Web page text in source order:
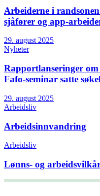
Arbeiderne i
sjåfører og app-
29. august 2025
Nyheter
Rapportlanseringer
Fafo-seminar satte
29. august 2025
Arbeidsliv
Arbeidsinnvandring
Arbeidsliv
Lønns- og